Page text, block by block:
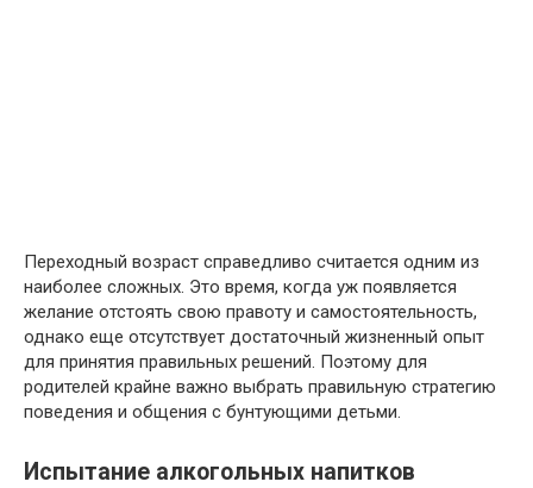
Переходный возраст справедливо считается одним из
наиболее сложных. Это время, когда уж появляется
желание отстоять свою правоту и самостоятельность,
однако еще отсутствует достаточный жизненный опыт
для принятия правильных решений. Поэтому для
родителей крайне важно выбрать правильную стратегию
поведения и общения с бунтующими детьми.
Испытание алкогольных напитков